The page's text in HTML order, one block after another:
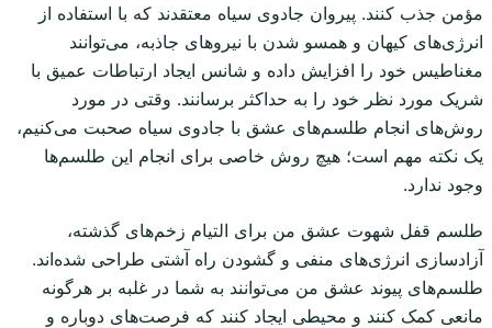
مؤمن جذب کنند. پیروان جادوی سیاه معتقدند که با استفاده از
انرژی‌های کیهان و همسو شدن با نیروهای جاذبه، می‌توانند
مغناطیس خود را افزایش داده و شانس ایجاد ارتباطات عمیق با
شریک مورد نظر خود را به حداکثر برسانند. وقتی در مورد
روش‌های انجام طلسم‌های عشق با جادوی سیاه صحبت می‌کنیم،
یک نکته مهم است؛ هیچ روش خاصی برای انجام این طلسم‌ها
وجود ندارد.
طلسم قفل شهوت عشق من برای التیام زخم‌های گذشته،
آزادسازی انرژی‌های منفی و گشودن راه آشتی طراحی شده‌اند.
طلسم‌های پیوند عشق من می‌توانند به شما در غلبه بر هرگونه
مانعی کمک کنند و محیطی ایجاد کنند که فرصت‌های دوباره و